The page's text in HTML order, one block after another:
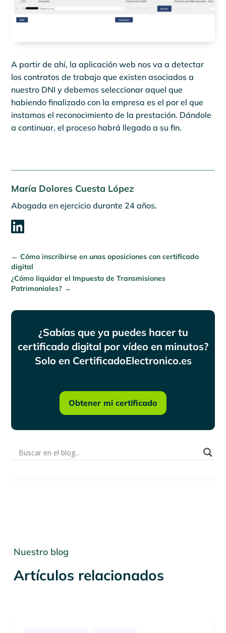
A partir de ahí, la aplicación web nos va a detectar
los contratos de trabajo que existen asociados a
nuestro DNI y debemos seleccionar aquel que
habiendo finalizado con la empresa es el por el que
instamos el reconocimiento de la prestación. Dándole
a continuar, el proceso habrá llegado a su fin.
María Dolores Cuesta López
Abogada en ejercicio durante 24 años.

←Cómo inscribirse en unas oposiciones con certificado
digital
¿Cómo liquidar el Impuesto de Transmisiones
Patrimoniales? →
¿Sabías que ya puedes hacer tu
certificado digital por vídeo en minutos?
Solo en CertificadoElectronico.es
Obtener mi certificado
Nuestro blog
Artículos relacionados